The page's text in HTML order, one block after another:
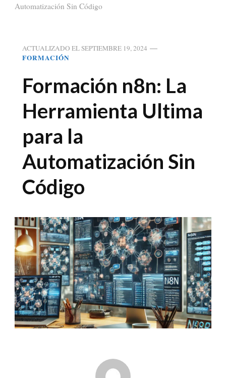
Automatización Sin Código
ACTUALIZADO ELSEPTIEMBRE 19, 2024
FORMACIÓN
Formación n8n: La
Herramienta Ultima
para la
Automatización Sin
Código